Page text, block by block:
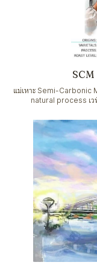
SCM
แม่เหาะ Semi-Carbonic
natural process เ